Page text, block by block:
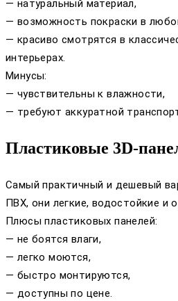
— натуральный материал,
— возможность покраски в
— красиво смотрятся в
интерьерах.
Минусы:
— чувствительны к влажности,
— требуют аккуратной
Пластиковые 3D-
Самый практичный и дешевый
ПВХ, они легкие, водостойкие и
Плюсы пластиковых панелей:
— не боятся влаги,
— легко моются,
— быстро монтируются,
— доступны по цене.